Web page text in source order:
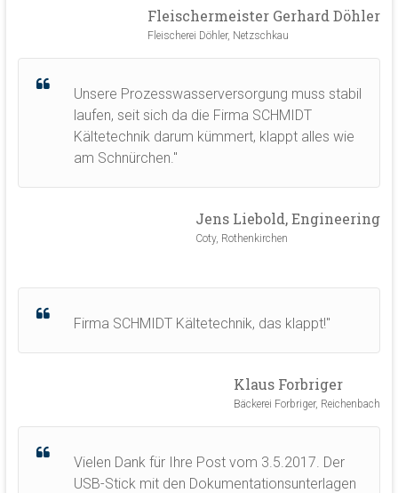
Fleischermeister Gerhard Döhler
Fleischerei Döhler, Netzschkau
Unsere Prozesswasserversorgung muss stabil
laufen, seit sich da die Firma SCHMIDT
Kältetechnik darum kümmert, klappt alles wie
am Schnürchen."
Jens Liebold, Engineering
Coty, Rothenkirchen
Firma SCHMIDT Kältetechnik, das klappt!"
Klaus Forbriger
Bäckerei Forbriger, Reichenbach
Vielen Dank für Ihre Post vom 3.5.2017. Der
USB-Stick mit den Dokumentationsunterlagen